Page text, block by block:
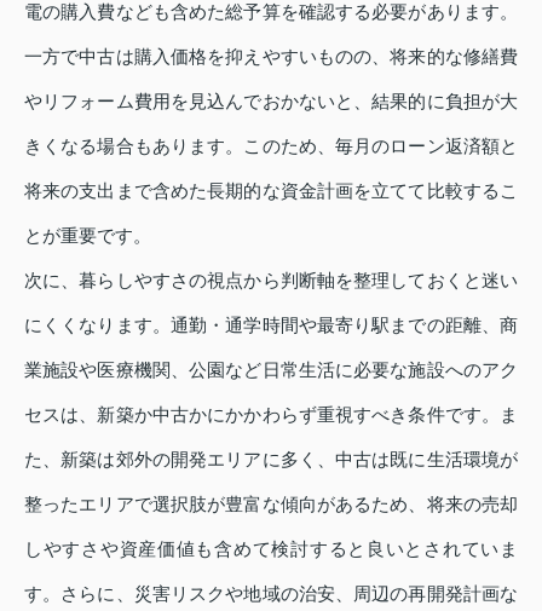
電の購入費なども含めた総予算を確認する必要があります。
一方で中古は購入価格を抑えやすいものの、将来的な修繕費
やリフォーム費用を見込んでおかないと、結果的に負担が大
きくなる場合もあります。このため、毎月のローン返済額と
将来の支出まで含めた長期的な資金計画を立てて比較するこ
とが重要です。
次に、暮らしやすさの視点から判断軸を整理しておくと迷い
にくくなります。通勤・通学時間や最寄り駅までの距離、商
業施設や医療機関、公園など日常生活に必要な施設へのアク
セスは、新築か中古かにかかわらず重視すべき条件です。ま
た、新築は郊外の開発エリアに多く、中古は既に生活環境が
整ったエリアで選択肢が豊富な傾向があるため、将来の売却
しやすさや資産価値も含めて検討すると良いとされていま
す。さらに、災害リスクや地域の治安、周辺の再開発計画な